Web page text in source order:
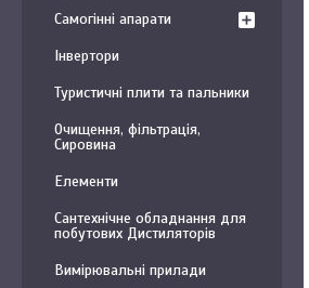
Самогінні апарати
Інвертори
Туристичні плити та пальники
Очищення, фільтрація,
Сировина
Елементи
Сантехнічне обладнання для
побутових Дистиляторів
Вимірювальні прилади